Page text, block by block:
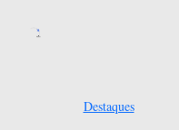
Destaques